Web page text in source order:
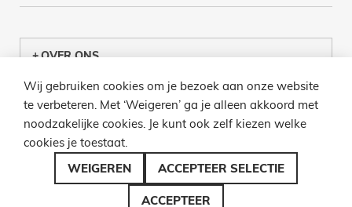
OVER ONS
KLANTENCENTRUM
INFO
BEL ONS
Wij gebruiken cookies om je bezoek aan onze website
te verbeteren. Met ‘Weigeren’ ga je alleen akkoord met
noodzakelijke cookies. Je kunt ook zelf kiezen welke
cookies je toestaat.
WEIGEREN
ACCEPTEER SELECTIE
ACCEPTEER